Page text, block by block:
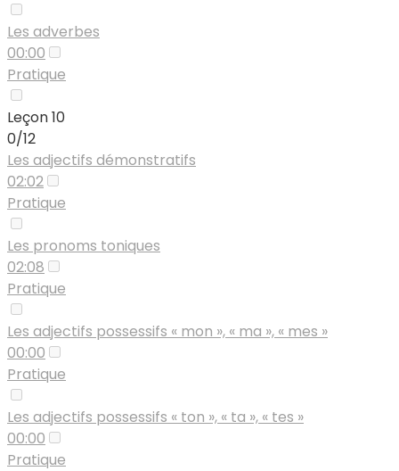
Les adverbes
00:00
Pratique
Leçon 10
0/12
Les adjectifs démonstratifs
02:02
Pratique
Les pronoms toniques
02:08
Pratique
Les adjectifs possessifs « mon », « ma », « mes »
00:00
Pratique
Les adjectifs possessifs « ton », « ta », « tes »
00:00
Pratique